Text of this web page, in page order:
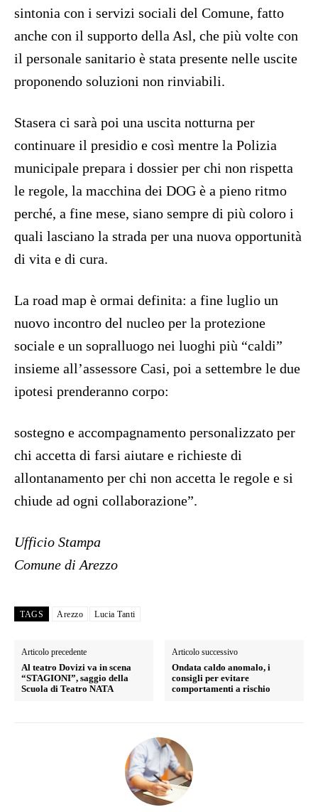
sintonia con i servizi sociali del Comune, fatto
anche con il supporto della Asl, che più volte con
il personale sanitario è stata presente nelle uscite
proponendo soluzioni non rinviabili.
Stasera ci sarà poi una uscita notturna per
continuare il presidio e così mentre la Polizia
municipale prepara i dossier per chi non rispetta
le regole, la macchina dei DOG è a pieno ritmo
perché, a fine mese, siano sempre di più coloro i
quali lasciano la strada per una nuova opportunità
di vita e di cura.
La road map è ormai definita: a fine luglio un
nuovo incontro del nucleo per la protezione
sociale e un sopralluogo nei luoghi più “caldi”
insieme all’assessore Casi, poi a settembre le due
ipotesi prenderanno corpo:
sostegno e accompagnamento personalizzato per
chi accetta di farsi aiutare e richieste di
allontanamento per chi non accetta le regole e si
chiude ad ogni collaborazione”.
Ufficio Stampa
Comune di Arezzo
TAGS Arezzo Lucia Tanti
Articolo precedente
Al teatro Dovizi va in scena
“STAGIONI”, saggio della
Scuola di Teatro NATA
Articolo successivo
Ondata caldo anomalo, i
consigli per evitare
comportamenti a rischio